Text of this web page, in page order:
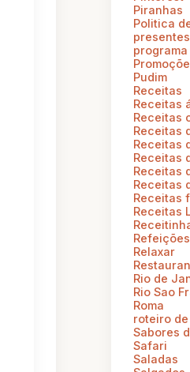
Piranhas
Politica
presentes
Pudim
Receitas
Receitas
Receitas
Receitas
Receitas
Receitas
Receitas
Receitas
Receitas
Receitas
Refeições
Relaxar
Rio de
Rio Sao
Roma
roteiro
Sabores
Safari
Saladas